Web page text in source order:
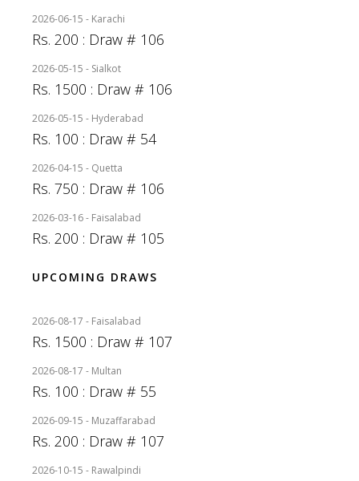
2026-06-15 - Karachi
Rs. 200 : Draw # 106
2026-05-15 - Sialkot
Rs. 1500 : Draw # 106
2026-05-15 - Hyderabad
Rs. 100 : Draw # 54
2026-04-15 - Quetta
Rs. 750 : Draw # 106
2026-03-16 - Faisalabad
Rs. 200 : Draw # 105
UPCOMING DRAWS
2026-08-17 - Faisalabad
Rs. 1500 : Draw # 107
2026-08-17 - Multan
Rs. 100 : Draw # 55
2026-09-15 - Muzaffarabad
Rs. 200 : Draw # 107
2026-10-15 - Rawalpindi